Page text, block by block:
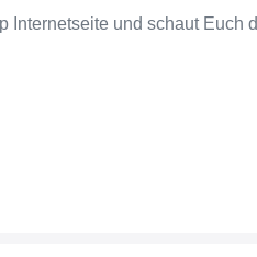
Internetseite und schaut